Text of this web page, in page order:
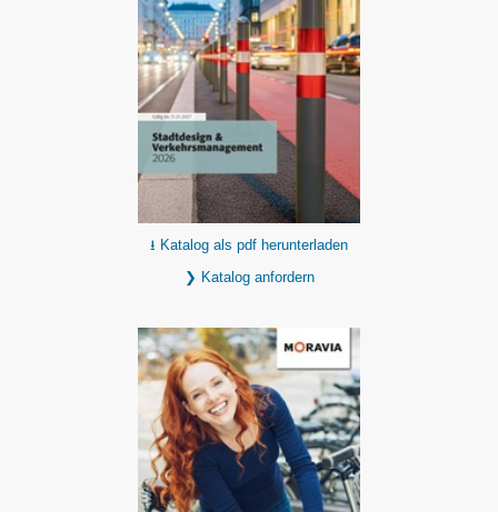
⭳ Katalog als pdf herunterladen
❯ Katalog anfordern